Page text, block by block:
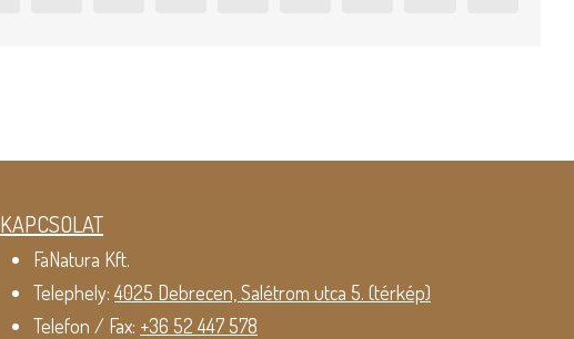
KAPCSOLAT
FaNatura Kft.
Telephely:4025 Debrecen, Salétrom utca 5. (térkép)
Telefon / Fax: +36 52 447 578